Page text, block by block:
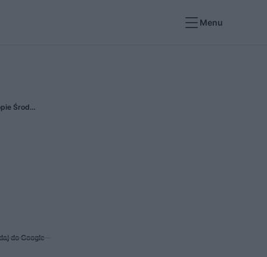
Menu
Dach Forum 2026 – Dwa dni, które zmieniają branżę. Dołącz do największego wydarzenia dachowego w Europie Środkowo-Wschodniej
do Google